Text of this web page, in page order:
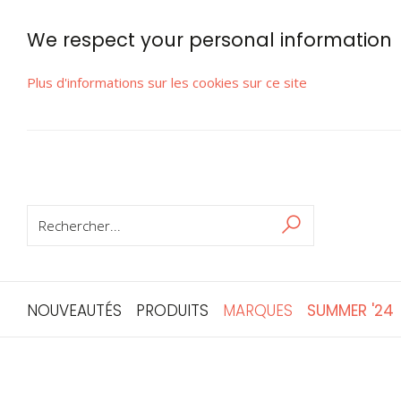
We respect your personal information
Plus d'informations sur les cookies sur ce site
Rechercher
RECHERCHER
NOUVEAUTÉS PRODUITS MARQUES SUMMER '24